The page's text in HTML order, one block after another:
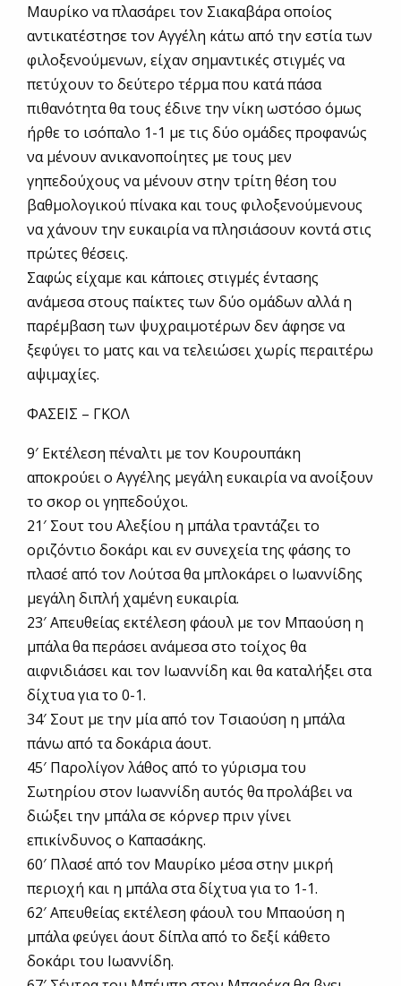
Μαυρίκο να πλασάρει τον Σιακαβάρα οποίος
αντικατέστησε τον Αγγέλη κάτω από την εστία των
φιλοξενούμενων, είχαν σημαντικές στιγμές να
πετύχουν το δεύτερο τέρμα που κατά πάσα
πιθανότητα θα τους έδινε την νίκη ωστόσο όμως
ήρθε το ισόπαλο 1-1 με τις δύο ομάδες προφανώς
να μένουν ανικανοποίητες με τους μεν
γηπεδούχους να μένουν στην τρίτη θέση του
βαθμολογικού πίνακα και τους φιλοξενούμενους
να χάνουν την ευκαιρία να πλησιάσουν κοντά στις
πρώτες θέσεις.
Σαφώς είχαμε και κάποιες στιγμές έντασης
ανάμεσα στους παίκτες των δύο ομάδων αλλά η
παρέμβαση των ψυχραιμοτέρων δεν άφησε να
ξεφύγει το ματς και να τελειώσει χωρίς περαιτέρω
αψιμαχίες.
ΦΑΣΕΙΣ – ΓΚΟΛ
9′ Εκτέλεση πέναλτι με τον Κουρουπάκη
αποκρούει ο Αγγέλης μεγάλη ευκαιρία να ανοίξουν
το σκορ οι γηπεδούχοι.
21′ Σουτ του Αλεξίου η μπάλα τραντάζει το
οριζόντιο δοκάρι και εν συνεχεία της φάσης το
πλασέ από τον Λούτσα θα μπλοκάρει ο Ιωαννίδης
μεγάλη διπλή χαμένη ευκαιρία.
23′ Απευθείας εκτέλεση φάουλ με τον Μπαούση η
μπάλα θα περάσει ανάμεσα στο τοίχος θα
αιφνιδιάσει και τον Ιωαννίδη και θα καταλήξει στα
δίχτυα για το 0-1.
34′ Σουτ με την μία από τον Τσιαούση η μπάλα
πάνω από τα δοκάρια άουτ.
45′ Παρολίγον λάθος από το γύρισμα του
Σωτηρίου στον Ιωαννίδη αυτός θα προλάβει να
διώξει την μπάλα σε κόρνερ πριν γίνει
επικίνδυνος ο Καπασάκης.
60′ Πλασέ από τον Μαυρίκο μέσα στην μικρή
περιοχή και η μπάλα στα δίχτυα για το 1-1.
62′ Απευθείας εκτέλεση φάουλ του Μπαούση η
μπάλα φεύγει άουτ δίπλα από το δεξί κάθετο
δοκάρι του Ιωαννίδη.